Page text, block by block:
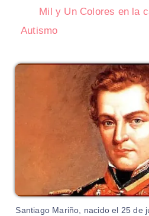
Mil y Un Colores en la
Autismo
Santiago Mariño, nacido el 25 de